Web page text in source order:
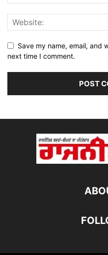
Save my name, email, and
next time I comment.